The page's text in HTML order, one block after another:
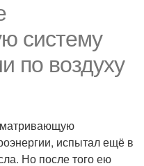
систему
по воздуху
испытал ещё в
Но после того ею